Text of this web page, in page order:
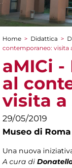
Tu sei qui
Home > Didattica >
contemporaneo: visita
aMICi
al
visita a
29/05/2019
Museo di
Una nuova
A cura di